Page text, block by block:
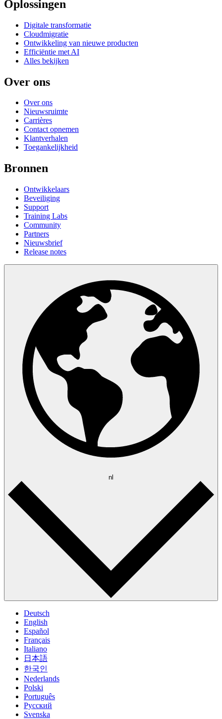
Oplossingen
Digitale transformatie
Cloudmigratie
Ontwikkeling van nieuwe producten
Efficiëntie met AI
Alles bekijken
Over ons
Over ons
Nieuwsruimte
Carrières
Contact opnemen
Klantverhalen
Toegankelijkheid
Bronnen
Ontwikkelaars
Beveiliging
Support
Training Labs
Community
Partners
Nieuwsbrief
Release notes
nl
Deutsch
English
Español
Français
Italiano
日本語
한국인
Nederlands
Polski
Português
Pусский
Svenska